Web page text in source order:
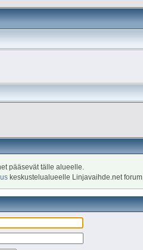
pääsevät tälle alueelle.
keskustelualueelle Linjavaihde.net forum.